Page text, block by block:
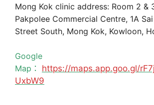
Mong Kok clinic address: Room 2 &
Pakpolee Commercial Centre, 1A
Street South, Mong Kok, Kowloon,
Google
Map： https://maps.app.goo.gl/
UxbW9